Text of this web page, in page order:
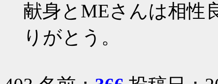
献身とMEさんは相性
りがとう。